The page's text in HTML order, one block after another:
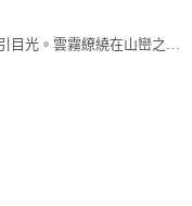
目光。雲霧繚繞在山巒之…